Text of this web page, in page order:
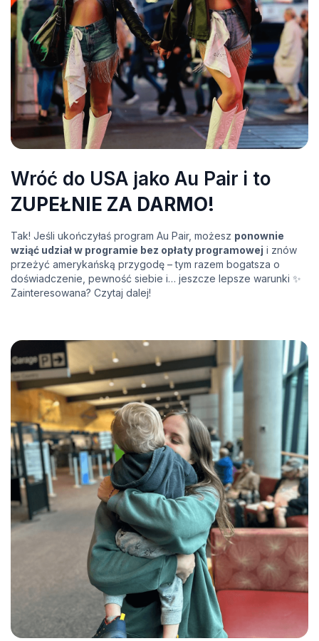
Wróć do USA jako Au Pair i to
ZUPEŁNIE ZA DARMO!
Tak! Jeśli ukończyłaś program Au Pair, możesz ponownie
wziąć udział w programie bez opłaty programowej i znów
przeżyć amerykańską przygodę – tym razem bogatsza o
doświadczenie, pewność siebie i… jeszcze lepsze warunki ✨
Zainteresowana? Czytaj dalej!